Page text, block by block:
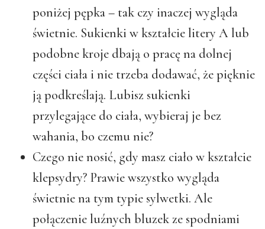
poniżej pępka – tak czy inaczej wygląda
świetnie. Sukienki w kształcie litery A lub
podobne kroje dbają o pracę na dolnej
części ciała i nie trzeba dodawać, że pięknie
ją podkreślają. Lubisz sukienki
przylegające do ciała, wybieraj je bez
wahania, bo czemu nie?
Czego nie nosić, gdy masz ciało w kształcie
klepsydry? Prawie wszystko wygląda
świetnie na tym typie sylwetki. Ale
połączenie luźnych bluzek ze spodniami